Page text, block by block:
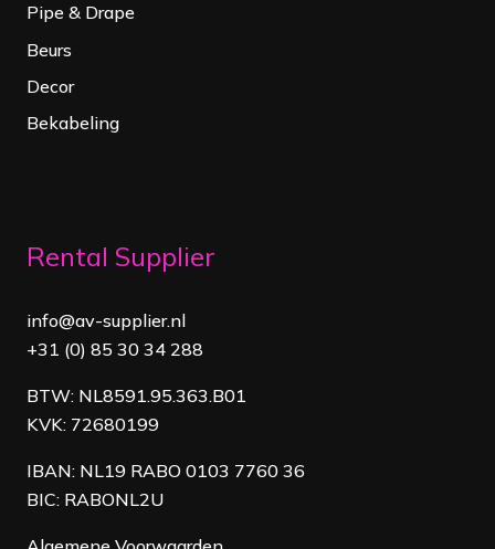
Pipe & Drape
Beurs
Decor
Bekabeling
Rental Supplier
info@av-supplier.nl
+31 (0) 85 30 34 288
BTW: NL8591.95.363.B01
KVK: 72680199
IBAN: NL19 RABO 0103 7760 36
BIC: RABONL2U